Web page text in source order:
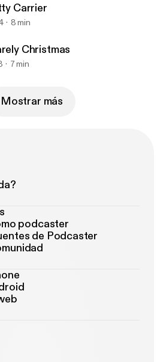
Carrier
8 min
Christmas
7 min
Mostrar más
podcaster
de Podcaster